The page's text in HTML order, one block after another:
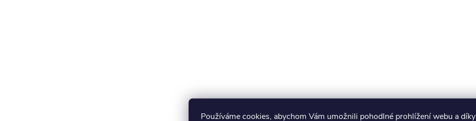
Používáme cookies, abychom Vám umožnili pohodlné prohlížení webu a díky